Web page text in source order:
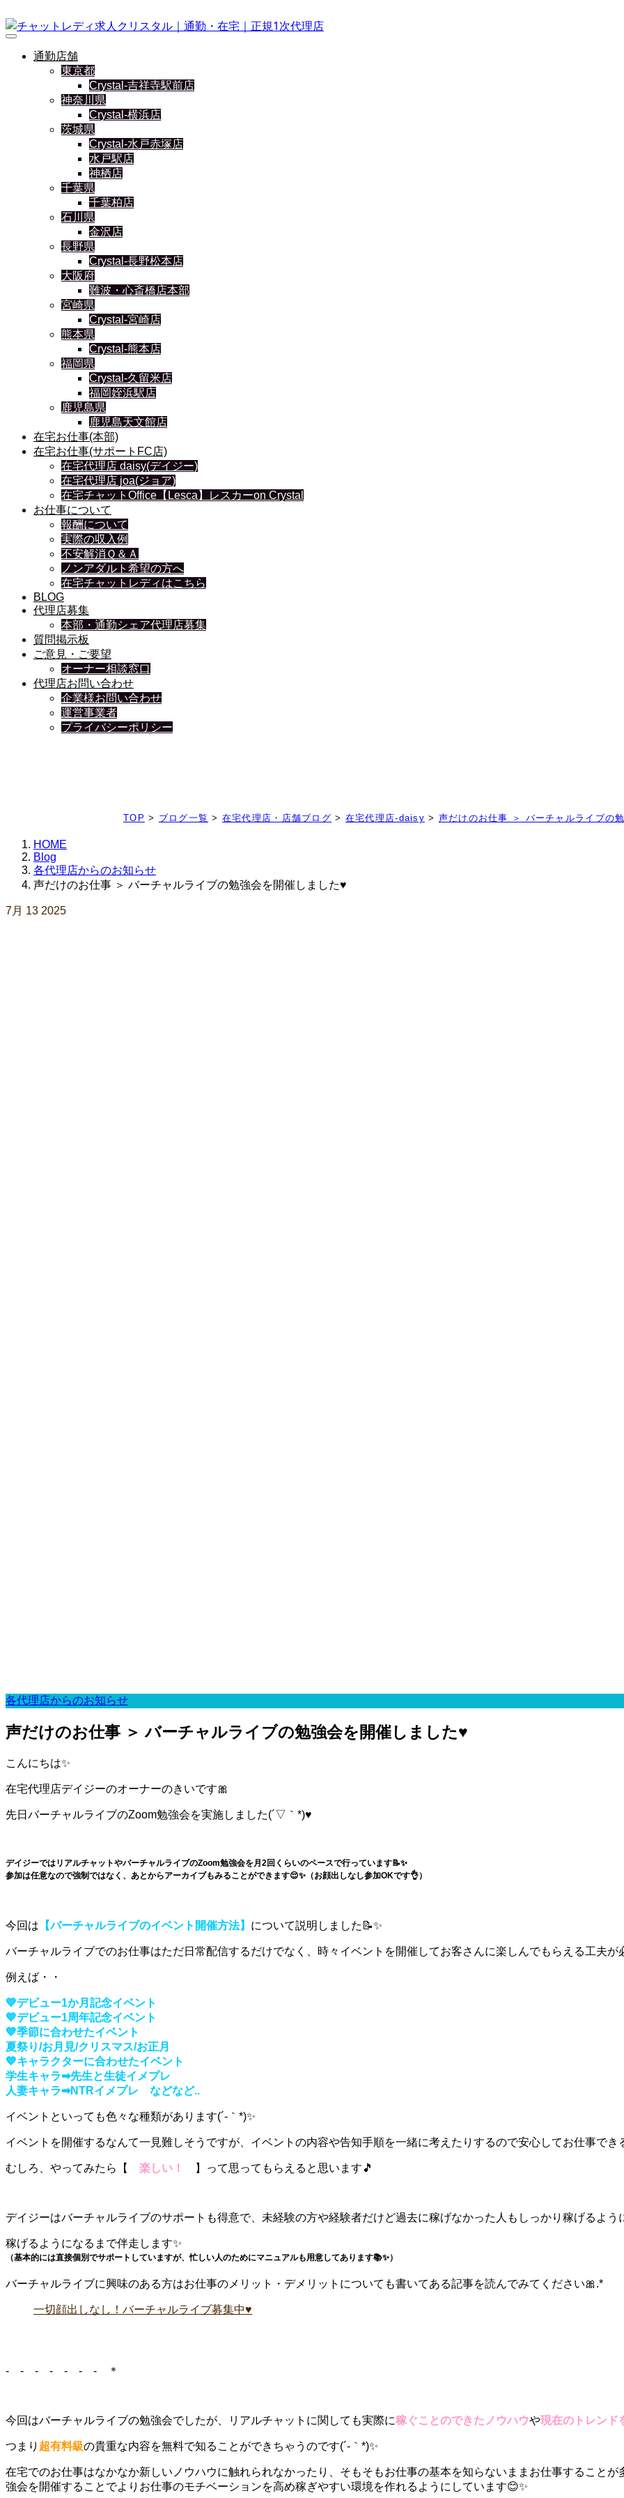
通勤店舗
東京都
Crystal-吉祥寺駅前店
神奈川県
Crystal-横浜店
茨城県
Crystal-水戸赤塚店
水戸駅店
神栖店
千葉県
千葉柏店
石川県
金沢店
長野県
Crystal-長野松本店
大阪府
難波・心斎橋店本部
宮崎県
Crystal-宮崎店
熊本県
Crystal-熊本店
福岡県
Crystal-久留米店
福岡姪浜駅店
鹿児島県
鹿児島天文館店
在宅お仕事(本部)
在宅お仕事(サポートFC店)
在宅代理店 daisy(デイジー)
在宅代理店 joa(ジョア)
在宅チャットOffice【Lesca】レスカーon Crystal
お仕事について
報酬について
実際の収入例
不安解消Ｑ＆Ａ
ノンアダルト希望の方へ
在宅チャットレディはこちら
BLOG
代理店募集
本部・通勤シェア代理店募集
質問掲示板
ご意見・ご要望
オーナー相談窓口
代理店お問い合わせ
企業様お問い合わせ
運営事業者
プライバシーポリシー
TOP > ブログ一覧 > 在宅代理店・店舗ブログ > 在宅代理店-daisy > 声だけのお仕事 ＞ バーチャルライブの
HOME
Blog
各代理店からのお知らせ
声だけのお仕事 ＞ バーチャルライブの勉強会を開催しました♥
7月 13 2025
各代理店からのお知らせ
声だけのお仕事 ＞ バーチャルライブの勉強会を開催しました♥
こんにちは✨
在宅代理店デイジーのオーナーのきいです🎀
先日バーチャルライブのZoom勉強会を実施しました(´▽｀*)♥
デイジーではリアルチャットやバーチャルライブのZoom勉強会を月2回くらいのペースで行っています📝✨
参加は任意なので強制ではなく、あとからアーカイブもみることができます😌✨（お顔出しなし参加OKです👌）
今回は 【バーチャルライブのイベント開催方法】 について説明しました📝✨
バーチャルライブでのお仕事はただ日常配信するだけでなく、時々イベントを開催してお客さんに楽しんでもらえる工夫が
例えば・・
💙デビュー1か月記念イベント
💙デビュー1周年記念イベント
💙季節に合わせたイベント
夏祭り/お月見/クリスマス/お正月
💙キャラクターに合わせたイベント
学生キャラ➡先生と生徒イメプレ
人妻キャラ➡NTRイメプレ などなど..
イベントといっても色々な種類があります(´-｀*)✨
イベントを開催するなんて一見難しそうですが、イベントの内容や告知手順を一緒に考えたりするので安心してお仕事でき
むしろ、やってみたら【 楽しい！ 】って思ってもらえると思います🎵
デイジーはバーチャルライブのサポートも得意で、未経験の方や経験者だけど過去に稼げなかった人もしっかり稼げるよう
稼げるようになるまで伴走します✨
（基本的には直接個別でサポートしていますが、忙しい人のためにマニュアルも用意してあります📚✨）
バーチャルライブに興味のある方はお仕事のメリット・デメリットについても書いてある記事を読んでみてください🎀.*
一切顔出しなし！バーチャルライブ募集中♥
- - - - - - - ＊
今回はバーチャルライブの勉強会でしたが、リアルチャットに関しても実際に稼ぐことのできたノウハウや現在のトレンド
つまり 超有料級の貴重な内容を無料で知ることができちゃうのです(´-｀*)✨
在宅でのお仕事はなかなか新しいノウハウに触れられなかったり、そもそもお仕事の基本を知らないままお仕事すること
強会を開催することでよりお仕事のモチベーションを高め稼ぎやすい環境を作れるようにしています😊✨